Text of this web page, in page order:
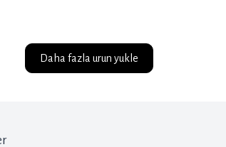
Daha fazla urun yukle